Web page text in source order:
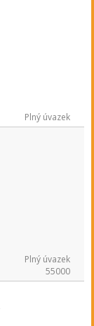
Plný úvazek
Plný úvazek
55000